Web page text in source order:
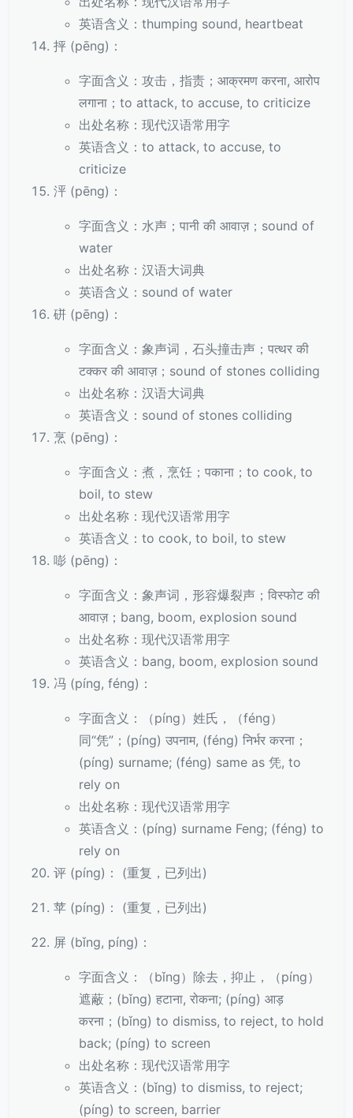
英语含义：thumping sound, heartbeat
抨 (pēng)：
字面含义：攻击，指责；आक्रमण करना, आरोप
लगाना；to attack, to accuse, to criticize
出处名称：现代汉语常用字
英语含义：to attack, to accuse, to
criticize
泙 (pēng)：
字面含义：水声；पानी की आवाज़；sound of
water
出处名称：汉语大词典
英语含义：sound of water
硑 (pēng)：
字面含义：象声词，石头撞击声；पत्थर की
टक्कर की आवाज़；sound of stones colliding
出处名称：汉语大词典
英语含义：sound of stones colliding
烹 (pēng)：
字面含义：煮，烹饪；पकाना；to cook, to
boil, to stew
出处名称：现代汉语常用字
英语含义：to cook, to boil, to stew
嘭 (pēng)：
字面含义：象声词，形容爆裂声；विस्फोट की
आवाज़；bang, boom, explosion sound
出处名称：现代汉语常用字
英语含义：bang, boom, explosion sound
冯 (píng, féng)：
字面含义：（píng）姓氏，（féng）
同“凭”；(píng) उपनाम, (féng) निर्भर करना；
(píng) surname; (féng) same as 凭, to
rely on
出处名称：现代汉语常用字
英语含义：(píng) surname Feng; (féng) to
rely on
评 (píng)： (重复，已列出)
苹 (píng)： (重复，已列出)
屏 (bǐng, píng)：
字面含义：（bǐng）除去，抑止，（píng）
遮蔽；(bǐng) हटाना, रोकना; (píng) आड़
करना；(bǐng) to dismiss, to reject, to hold
back; (píng) to screen
出处名称：现代汉语常用字
英语含义：(bǐng) to dismiss, to reject;
(píng) to screen, barrier